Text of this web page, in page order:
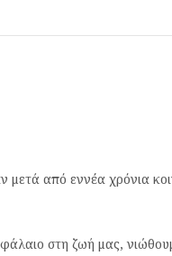
μετά από εννέα χρόνια
στη ζωή μας,